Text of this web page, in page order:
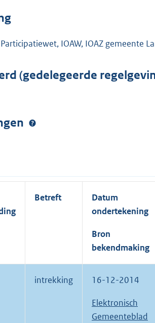
IOAW, IOAZ gemeente
(gedelegeerde
Betreft
Datum
ondertekening
Bron
bekendmaking
intrekking 16-12-2014
Elektronisch
Gemeenteblad